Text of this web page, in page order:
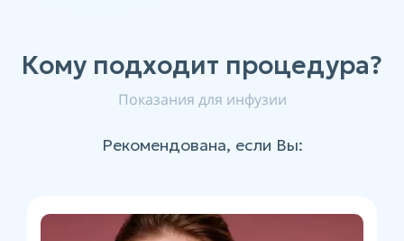
Кому подходит процедура?
Показания для инфузии
Рекомендована, если Вы: